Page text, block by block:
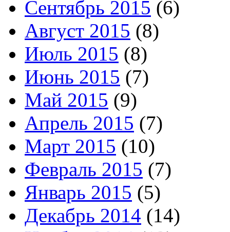
Сентябрь 2015 (6)
Август 2015 (8)
Июль 2015 (8)
Июнь 2015 (7)
Май 2015 (9)
Апрель 2015 (7)
Март 2015 (10)
Февраль 2015 (7)
Январь 2015 (5)
Декабрь 2014 (14)